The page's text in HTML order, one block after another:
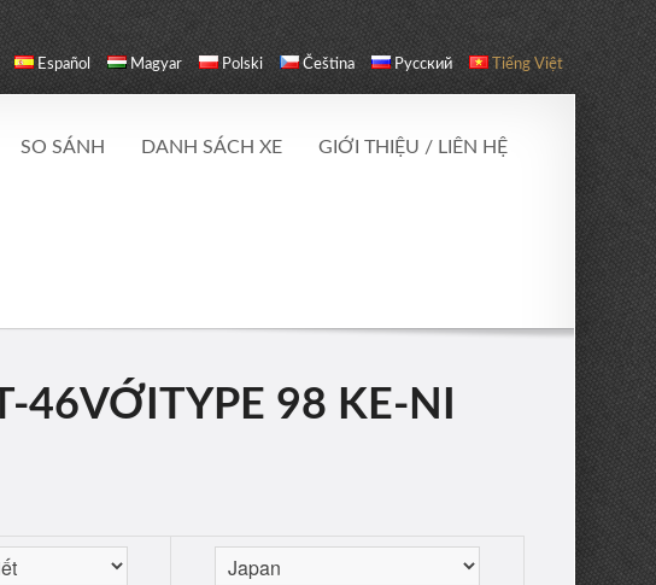
Español Magyar Polski Čeština Русский Tiếng Việt
SO SÁNH DANH SÁCH XE GIỚI THIỆU / LIÊN HỆ
46VỚITYPE 98 KE-NI